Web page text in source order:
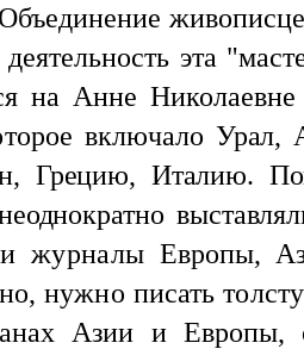
деятельность эта
на Анне
включало Урал,
Грецию, Италию.
журналы Европы,
нужно писать
Азии и Европы,